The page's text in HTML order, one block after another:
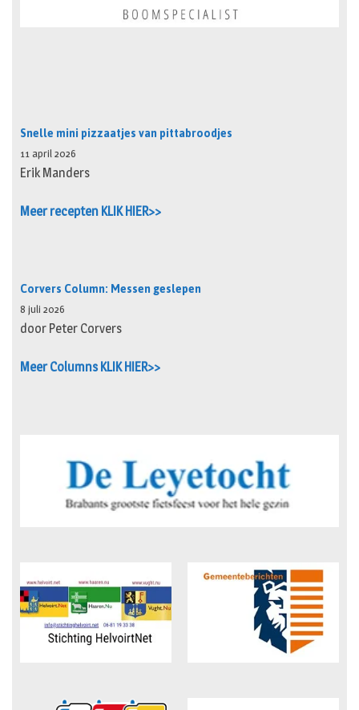
Snelle mini pizzaatjes van pittabroodjes
11 april 2026
Erik Manders
Meer recepten KLIK HIER>>
Corvers Column: Messen geslepen
8 juli 2026
door Peter Corvers
Meer Columns KLIK HIER>>